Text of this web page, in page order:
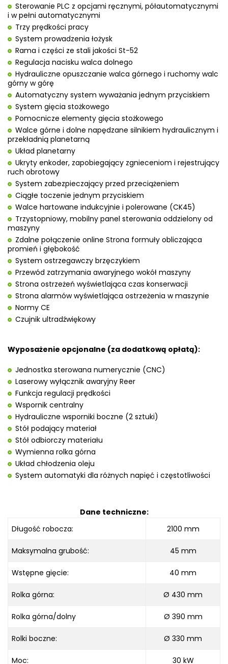
Sterowanie PLC z opcjami ręcznymi, półautomatycznymi
i w pełni automatycznymi
Trzy prędkości pracy
System prowadzenia łożysk
Rama i części ze stali jakości St-52
Regulacja nacisku walca dolnego
Hydrauliczne opuszczanie walca górnego i ruchomy walc
górny w górę
Automatyczny system wyważania jednym przyciskiem
System gięcia stożkowego
Pomocnicze elementy gięcia stożkowego
Walce górne i dolne napędzane silnikiem hydraulicznym i
przekładnią planetarną
Układ planetarny
Ukryty enkoder, zapobiegający zgnieceniom i rejestrujący
ruch obrotowy
System zabezpieczający przed przeciążeniem
Ciągłe toczenie jednym przyciskiem
Walce hartowane indukcyjnie i polerowane (CK45)
Trzystopniowy, mobilny panel sterowania oddzielony od
maszyny
Zdalne połączenie online Strona formuły obliczająca
promień i głębokość
System ostrzegawczy brzęczykiem
Przewód zatrzymania awaryjnego wokół maszyny
Strona ostrzeżeń wyświetlająca czas konserwacji
Strona alarmów wyświetlająca ostrzeżenia w maszynie
Normy CE
Czujnik ultradźwiękowy
Wyposażenie opcjonalne (za dodatkową opłatą):
Jednostka sterowana numerycznie (CNC)
Laserowy wyłącznik awaryjny Reer
Funkcja regulacji prędkości
Wspornik centralny
Hydrauliczne wsporniki boczne (2 sztuki)
Stół podający materiał
Stół odbiorczy materiału
Wymienna rolka górna
Układ chłodzenia oleju
System automatyki dla różnych napięć i częstotliwości
Dane techniczne:
Długość robocza: 2100 mm
Maksymalna grubość: 45 mm
Wstępne gięcie: 40 mm
Rolka górna: Ø 430 mm
Rolka górna/dolny Ø 390 mm
Rolki boczne: Ø 330 mm
Moc: 30 kW